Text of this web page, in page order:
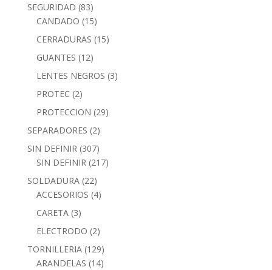
SEGURIDAD (83)
CANDADO (15)
CERRADURAS (15)
GUANTES (12)
LENTES NEGROS (3)
PROTEC (2)
PROTECCION (29)
SEPARADORES (2)
SIN DEFINIR (307)
SIN DEFINIR (217)
SOLDADURA (22)
ACCESORIOS (4)
CARETA (3)
ELECTRODO (2)
TORNILLERIA (129)
ARANDELAS (14)